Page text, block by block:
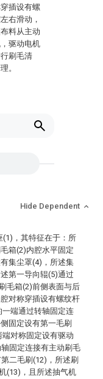
插设有螺
右滑动，
料从主动
驱动电机
刷毛清
。
Hide Dependent
(1)，其特征在于：所
箱(2)内腔水平固定
集尘罩(4)，所述集
第一导向辊(5)通过
毛箱(2)前侧表面与后
对称穿插设有螺纹杆
端通过转轴固定连
固定设有第一毛刷
对称固定设有驱动
固定连接有主动刷毛
二毛刷(12)，所述刷
(13)，且所述抽气机